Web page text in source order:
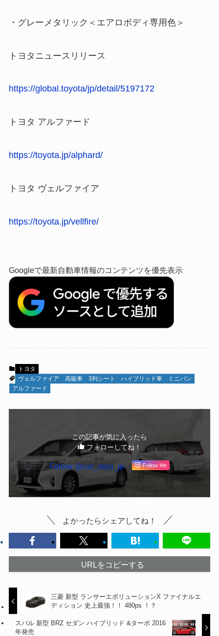
・グレーメタリック＜エアロボディ専用色＞
トヨタニュースリリース
https://global.toyota/jp/detail/5197172
トヨタ アルファード
https://toyota.jp/alphard/
トヨタ ヴェルファイア
https://toyota.jp/vellfire/
Googleで最新自動車情報のコンテンツを優先表示
トヨタ
ヴェルファイア
高級車 3列シート ハイブリッド車
ミニバン
アルファード
この記事が気に入ったら
フォローしてね！
Follow @car_repo_jp Follow Me
よかったらシェアしてね！
URLをコピーする
三菱 新型 ランサーエボリューションX ファイナルエ
ディション 史上最強！！ 480ps ！？
スバル 新型 BRZ セダン ハイブリッド &ターボ 2016
年発売